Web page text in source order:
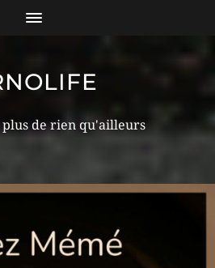
de rien qu'ailleurs